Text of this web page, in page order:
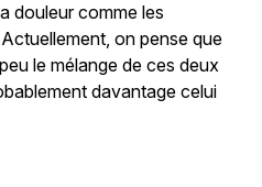
douleur comme les
on pense que
le mélange de ces deux
davantage celui